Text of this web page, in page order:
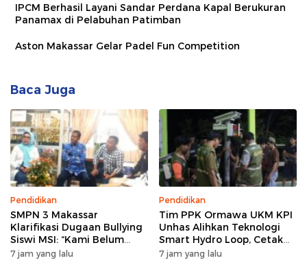
IPCM Berhasil Layani Sandar Perdana Kapal Berukuran
Panamax di Pelabuhan Patimban
Aston Makassar Gelar Padel Fun Competition
Baca Juga
Pendidikan
SMPN 3 Makassar
Klarifikasi Dugaan Bullying
Siswi MSI: “Kami Belum
Menemukan Unsur
7 jam yang lalu
Pendidikan
Tim PPK Ormawa UKM KPI
Unhas Alihkan Teknologi
Smart Hydro Loop, Cetak
Teknisi Desa untuk Perkuat
7 jam yang lalu